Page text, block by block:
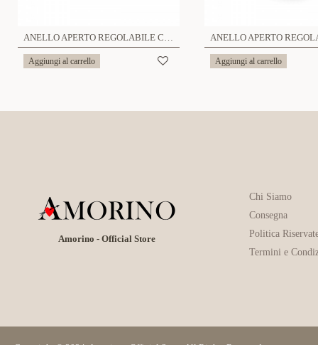
ANELLO APERTO REGOLABILE CON PAVÉ DI ZIRCONI - MY251288B445
Aggiungi al carrello Aggiungi al carrello
Amorino - Official Store
Chi Siamo
Consegna
Politica
Termini e